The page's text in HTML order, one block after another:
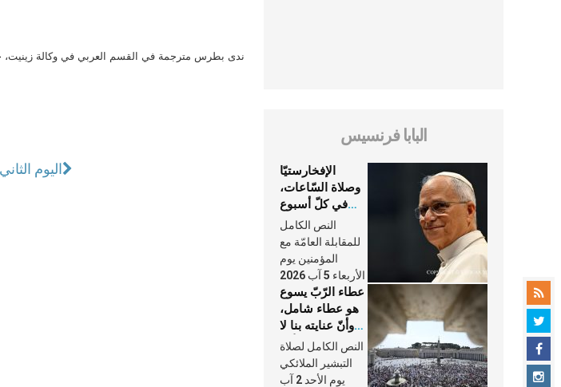
ندى بطرس مترجمة في القسم العربي في وكالة زينيت،
اليوم
البابا فرنسيس
الإفخارستيّا
وصلاة السّاعات،
في كلّ أسبوع
وكلّ يوم، هما
النَّفَس في حياة
الكنيسة
النص الكامل
للمقابلة العامّة مع
المؤمنين يوم
الأربعاء 5 آب 2026
عطاء الرّبّ يسوع
هو عطاء شامل،
وأنّ عنايته بنا لا
تغيب عنّا أبدًا
النص الكامل لصلاة
التبشير الملائكي
يوم الأحد 2 آب